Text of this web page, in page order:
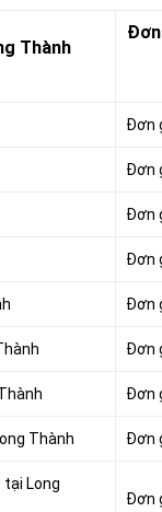
Thành
Đơn
Đơn
Đơn
Đơn
Đơn
Đơn
Đơn
Thành Đơn
Long
Đơn